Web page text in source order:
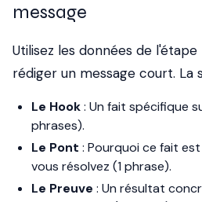
message
Utilisez les données de
rédiger un message court. La
Le Hook: Un fait spécifique
phrases).
Le Pont : Pourquoi ce fait
vous résolvez (1 phrase).
Le Preuve : Un résultat